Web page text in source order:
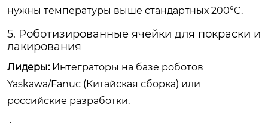
нужны температуры выше стандартных 200°C.
5. Роботизированные ячейки для покраски и
лакирования
Лидеры:Интеграторы на базе роботов
Yaskawa/Fanuc (Китайская сборка) или
российские разработки.